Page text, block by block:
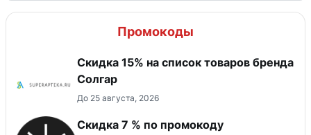
Промокоды
Скидка 15% на список товаров бренда
Солгар
До 25 августа, 2026
Скидка 7 % по промокоду